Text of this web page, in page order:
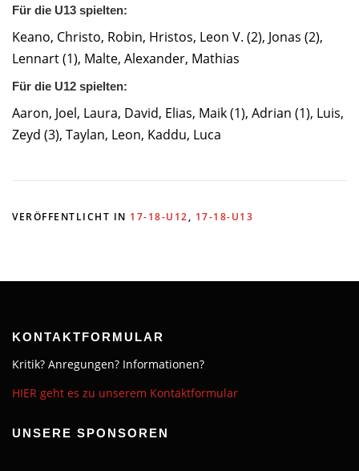
Für die U13 spielten:
Keano, Christo, Robin, Hristos, Leon V. (2), Jonas (2),
Lennart (1), Malte, Alexander, Mathias
Für die U12 spielten:
Aaron, Joel, Laura, David, Elias, Maik (1), Adrian (1), Luis,
Zeyd (3), Taylan, Leon, Kaddu, Luca
VERÖFFENTLICHT IN 17-18-U12, 17-18-U13
KONTAKTFORMULAR
Kritik? Anregungen? Informationen?
HIER geht es zu unserem Kontaktformular
UNSERE SPONSOREN